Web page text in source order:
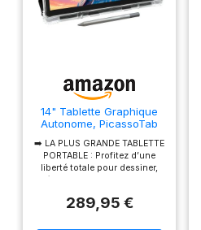
14" Tablette Graphique
Autonome, PicassoTab
Ordinateur
➡️ LA PLUS GRANDE TABLETTE
PORTABLE : Profitez d’une
liberté totale pour dessiner,
créer et apprendre sur la plus
jamais conçue. La X14 offre
289,95 €